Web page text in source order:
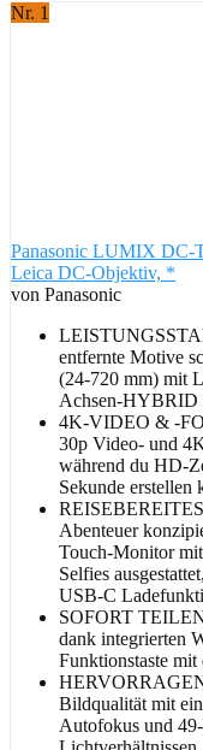
Nr. 1
Panasonic LUMIX DC-
Leica DC-Objektiv, *
von Panasonic
entfernte Motive
(24-720 mm) mit
Achsen-HYBRID
4K-VIDEO & -
30p Video- und
während du HD-
Sekunde erstellen
Abenteuer
Touch-Monitor
Selfies
USB-C
SOFORT
dank integrierten
Funktionstaste mit
Bildqualität mit
Autofokus und